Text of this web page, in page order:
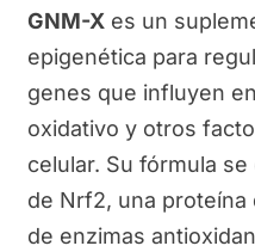
GNM-X es un
epigenética para
genes que influyen
oxidativo y otros
celular. Su fórmula
de Nrf2, una proteína
de enzimas